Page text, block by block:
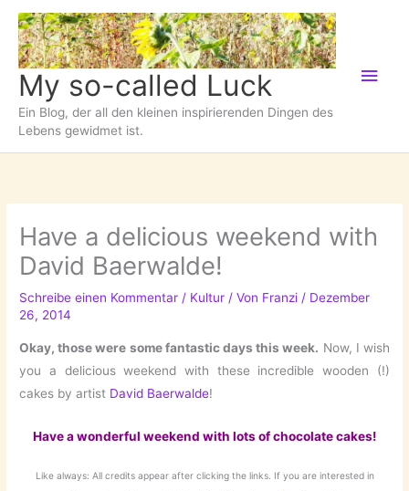
Zum
Inhalt
springen
My so-called Luck
Ein Blog, der all den kleinen inspirierenden Dingen des
Lebens gewidmet ist.
Have a delicious weekend with
David Baerwalde!
Schreibe einen Kommentar / Kultur / Von Franzi/ Dezember
26, 2014
Okay, those were some fantastic days this week. Now, I wish
you a delicious weekend with these incredible wooden (!)
cakes by artist David Baerwalde!
Have a wonderful weekend with lots of chocolate cakes!
Like always: All credits appear after clicking the links. If you are interested in